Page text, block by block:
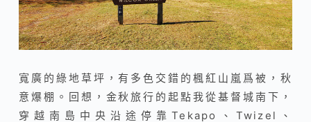
寬廣的綠地草坪，有多色交錯的楓紅山嵐爲被，秋
意爆棚。回想，金秋旅行的起點我從基督城南下，
穿越南島中央沿途停靠Tekapo、Twizel、